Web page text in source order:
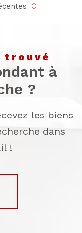
trouvé
à
?
les biens
dans
!